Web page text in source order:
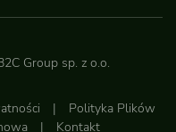
Group sp. z o.o.
| Polityka Plików
| Kontakt